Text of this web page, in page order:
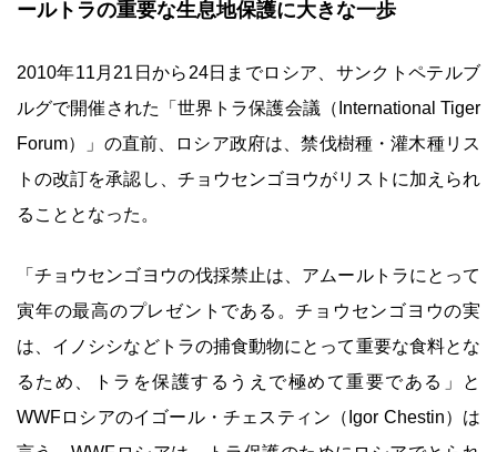
ールトラの重要な生息地保護に大きな一歩
2010年11月21日から24日までロシア、サンクトペテルブ
ルグで開催された「世界トラ保護会議（International Tiger
Forum）」の直前、ロシア政府は、禁伐樹種・灌木種リス
トの改訂を承認し、チョウセンゴヨウがリストに加えられ
ることとなった。
「チョウセンゴヨウの伐採禁止は、アムールトラにとって
寅年の最高のプレゼントである。チョウセンゴヨウの実
は、イノシシなどトラの捕食動物にとって重要な食料とな
るため、トラを保護するうえで極めて重要である」と
WWFロシアのイゴール・チェスティン（Igor Chestin）は